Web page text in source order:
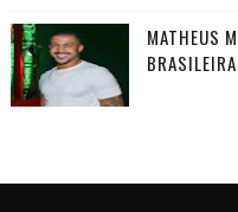
MATHEUS
BRASILEIRA